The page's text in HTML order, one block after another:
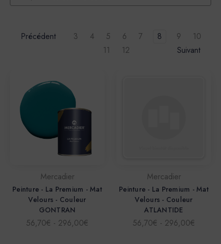
Précédent 3 4 5 6 7 8 9
10
11
12 Suivant
Mercadier
Peinture - La Premium - Mat
Velours - Couleur
GONTRAN
56,70€ - 296,00€
Mercadier
Peinture - La Premium - Mat
Velours - Couleur
ATLANTIDE
56,70€ - 296,00€